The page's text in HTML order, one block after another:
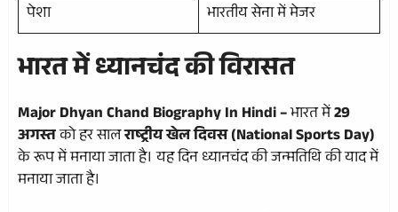
पेशा
भारतीय सेना में मेजर
भारत में ध्यानचंद की विरासत
Major Dhyan Chand Biography In Hindi –भारत में29
अगस्तको हर सालराष्ट्रीय खेल दिवस (National Sports Day)
के रूप में मनाया जाता है। यह दिन ध्यानचंद की जन्मतिथि की याद में
मनाया जाता है।